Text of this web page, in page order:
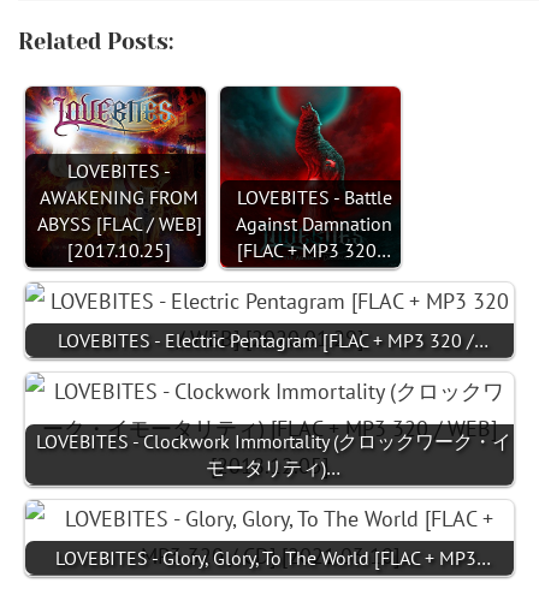
Related Posts:
LOVEBITES -
AWAKENING FROM
ABYSS [FLAC / WEB]
[2017.10.25]
LOVEBITES - Battle
Against Damnation
[FLAC + MP3 320…
LOVEBITES - Electric Pentagram [FLAC + MP3 320 /…
LOVEBITES - Clockwork Immortality (クロックワーク・イ
モータリティ)…
LOVEBITES - Glory, Glory, To The World [FLAC + MP3…